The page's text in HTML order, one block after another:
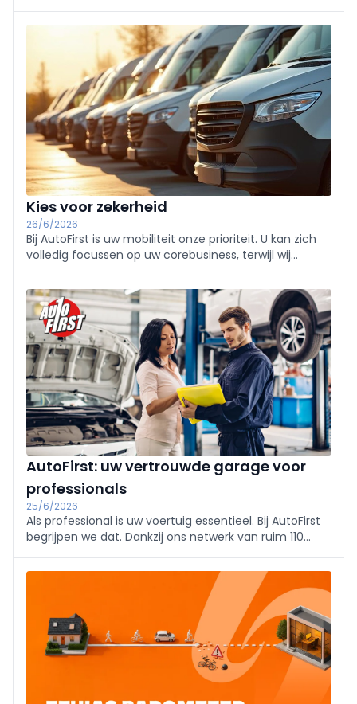
ondersteuning via het support team (diagnose op
afstand) lossen wij problemen snel en efficiënt op,
ongeacht het type voertuig.
Kies voor zekerheid
26/6/2026
Bij AutoFirst is uw mobiliteit onze prioriteit. U kan zich
volledig focussen op uw corebusiness, terwijl wij
AutoFirst: uw vertrouwde garage voor
professionals
25/6/2026
Als professional is uw voertuig essentieel. Bij AutoFirst
begrijpen we dat. Dankzij ons netwerk van ruim 110
en efficiënte service voor het onderhoud en de